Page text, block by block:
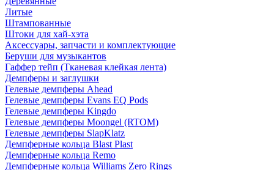
Литые
Штампованные
Штоки для хай-хэта
Аксессуары, запчасти и комплектующие
Беруши для музыкантов
Гаффер тейп (Тканевая клейкая лента)
Демпферы и заглушки
Гелевые демпферы Ahead
Гелевые демпферы Evans EQ Pods
Гелевые демпферы Kingdo
Гелевые демпферы Moongel (RTOM)
Гелевые демпферы SlapKlatz
Демпферные кольца Blast Plast
Демпферные кольца Remo
Демпферные кольца Williams Zero Rings